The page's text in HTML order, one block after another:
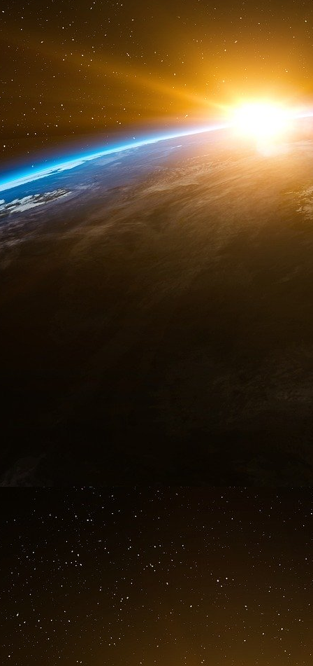
Les auteurs de l’enquête ont été chargés de
du fait du télétravail : le télétravail signifie
les travailleurs sur site, et peut
bâtiment, voire d’un site, ce qui permet
chauffage.
À mi-parcours de l’étude, les résultats sont
fermeture temporaire de bâtiments, n’a
consommations. La consommation des
effet, pas suffisamment importante pour que
les enquêteurs ont constaté une baisse de
novembre et décembre 2022 par rapport
jugent que cette économie est due aux
(baisse du chauffage notamment) et non au
En revanche, la fermeture de sites a –
télétravaillées impliqueraient en effet une
ramener aux 20 à 40 kWh que consomme en
Il faut toutefois noter que si l’effet
économies d’énergie, il existe tout de
l’employeur économise par le télétravail est
qui paye son chauffage et son électricité. Il
télétravail qui existent, en particulier dans
dépenses supplémentaires.
Il apparaît donc que du point des économies